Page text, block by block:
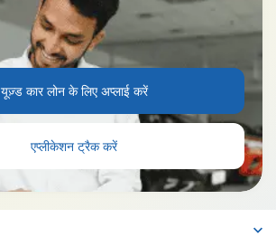
यूज़्ड कार लोन के लिए अप्लाई करें
एप्लीकेशन ट्रैक करें